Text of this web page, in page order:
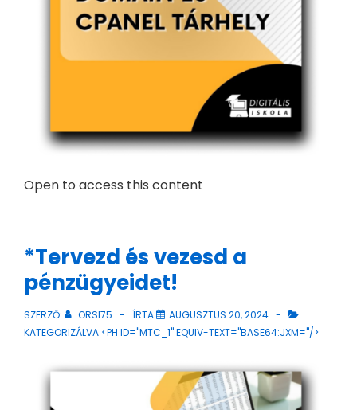
Open to access this content
*Tervezd és vezesd a
pénzügyeidet!
SZERZŐ: ORSI75 ÍRTA
AUGUSZTUS 20, 2024
KATEGORIZÁLVA <PH ID="MTC_1" EQUIV-TEXT="BASE64:JXM="/>